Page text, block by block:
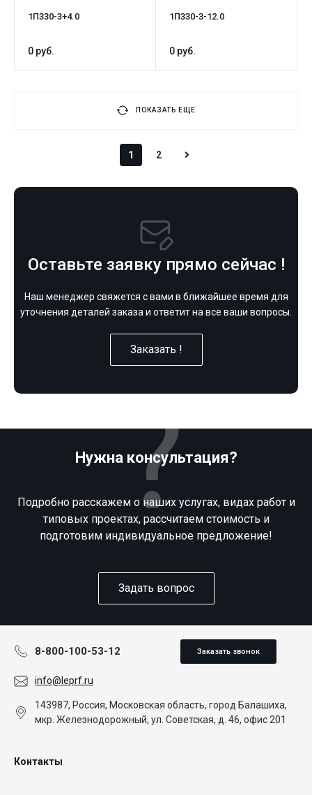
1П330-3+4.0
0 руб.
1П330-3-12.0
0 руб.
ПОКАЗАТЬ ЕЩЕ
1 2
Оставьте заявку прямо сейчас !
Наш менеджер свяжется с вами в ближайшее время для
уточнения деталей заказа и ответит на все ваши вопросы.
Заказать !
Нужна консультация?
Подробно расскажем о наших услугах, видах работ и
типовых проектах, рассчитаем стоимость и
подготовим индивидуальное предложение!
Задать вопрос
8-800-100-53-12 Заказать звонок
info@leprf.ru
143987, Россия, Московская область, город Балашиха,
мкр. Железнодорожный, ул. Советская, д. 46, офис 201
Контакты